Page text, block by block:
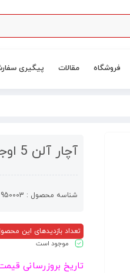
فروشگاه مقالات پیگیری
آچار آلن 5 اوجا
شناسه محصول : 950003
تعداد بازدیدهای این محصول در 24 ساعت
موجود است
تاریخ بروزرسانی